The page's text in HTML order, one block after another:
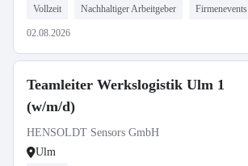
Vollzeit Nachhaltiger Arbeitgeber Firmenevents
02.08.2026
Teamleiter Werkslogistik Ulm 1
(w/m/d)
HENSOLDT Sensors GmbH
Ulm